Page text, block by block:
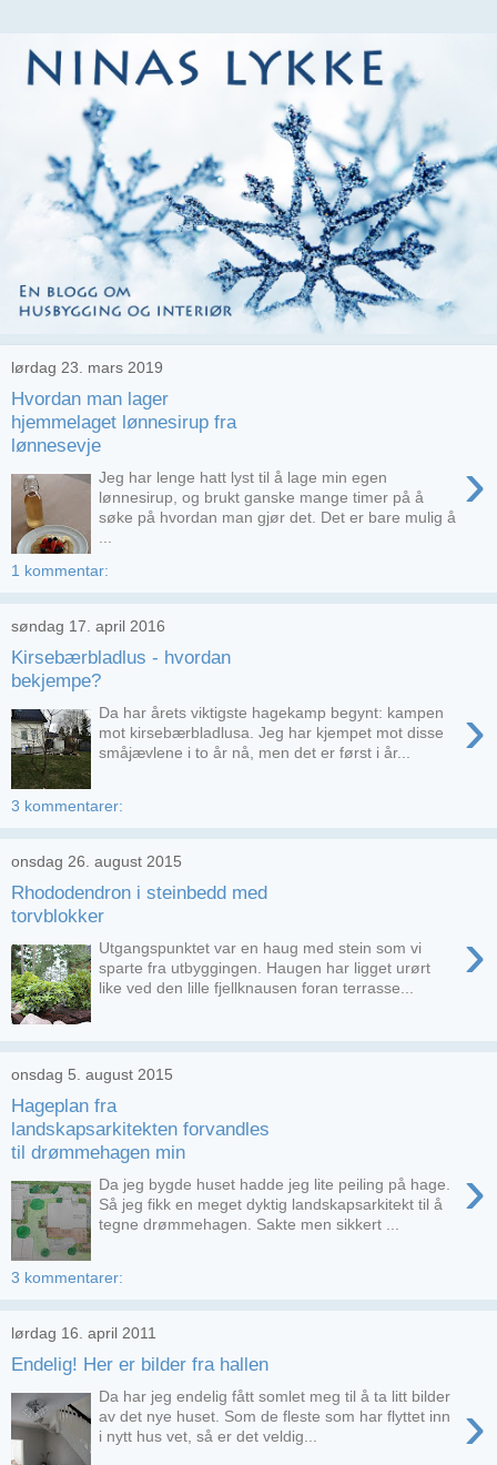
lørdag 23. mars 2019
Hvordan man lager
hjemmelaget lønnesirup fra
lønnesevje
›
Jeg har lenge hatt lyst til å lage min egen
lønnesirup, og brukt ganske mange timer på å
søke på hvordan man gjør det. Det er bare mulig å
1 kommentar:
søndag 17. april 2016
Kirsebærbladlus - hvordan
bekjempe?
›
Da har årets viktigste hagekamp begynt: kampen
mot kirsebærbladlusa. Jeg har kjempet mot disse
småjævlene i to år nå, men det er først i år...
3 kommentarer:
onsdag 26. august 2015
Rhododendron i steinbedd med
torvblokker
›
Utgangspunktet var en haug med stein som vi
sparte fra utbyggingen. Haugen har ligget urørt
like ved den lille fjellknausen foran terrasse...
onsdag 5. august 2015
Hageplan fra
landskapsarkitekten forvandles
til drømmehagen min
›
Da jeg bygde huset hadde jeg lite peiling på hage.
Så jeg fikk en meget dyktig landskapsarkitekt til å
tegne drømmehagen. Sakte men sikkert ...
3 kommentarer:
lørdag 16. april 2011
Endelig! Her er bilder fra hallen
›
Da har jeg endelig fått somlet meg til å ta litt bilder
av det nye huset. Som de fleste som har flyttet inn
i nytt hus vet, så er det veldig...